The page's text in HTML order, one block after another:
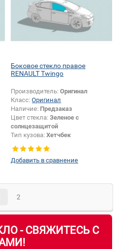
Боковое стекло правое
RENAULT Twingo
Производитель:Оригинал
Класс:Оригинал
Наличие: Предзаказ
Цвет стекла:Зеленое с
солнцезащитой
Тип кузова:Хетчбек
правое
Добавить в сравнение
2
- СВЯЖИТЕСЬ С